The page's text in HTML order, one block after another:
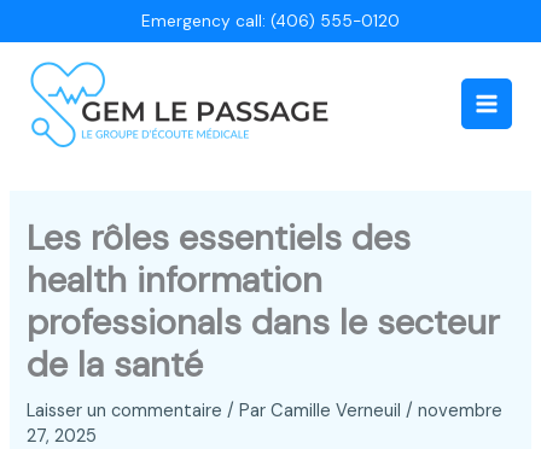
au
contenu
Emergency call: (406) 555-0120
Main
Les rôles essentiels des
health information
professionals dans le secteur
de la santé
Laisser un commentaire / ParCamille Verneuil/novembre
27, 2025